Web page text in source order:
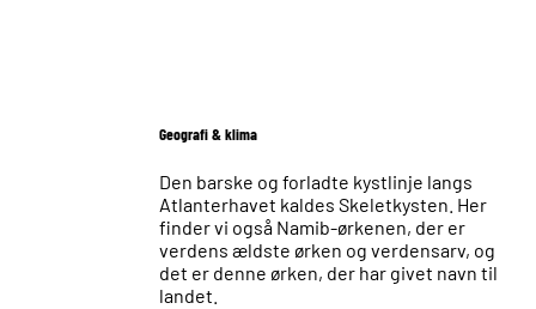
Geografi & klima
Den barske og forladte kystlinje langs
Atlanterhavet kaldes Skeletkysten. Her
finder vi også Namib-ørkenen, der er
verdens ældste ørken og verdensarv, og
det er denne ørken, der har givet navn til
landet.